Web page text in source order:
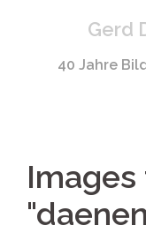
Gerd
40 Jahre